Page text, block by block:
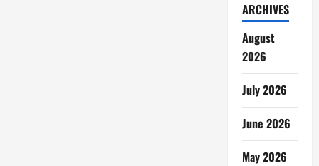
ARCHIVES
August
2026
July 2026
June 2026
May 2026